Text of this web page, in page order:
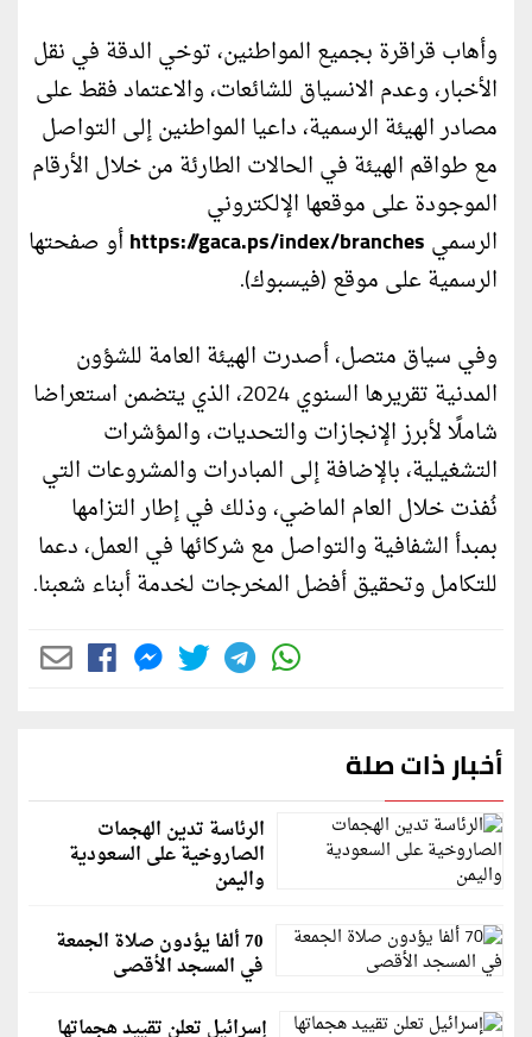
وأهاب قراقرة بجميع المواطنين، توخي الدقة في نقل
الأخبار، وعدم الانسياق للشائعات، والاعتماد فقط على
مصادر الهيئة الرسمية، داعيا المواطنين إلى التواصل
مع طواقم الهيئة في الحالات الطارئة من خلال الأرقام
الموجودة على موقعها الإلكتروني
الرسمي https://gaca.ps/index/branchesأو صفحتها
الرسمية على موقع (فيسبوك).
وفي سياق متصل، أصدرت الهيئة العامة للشؤون
المدنية تقريرها السنوي 2024، الذي يتضمن استعراضا
شاملًا لأبرز الإنجازات والتحديات، والمؤشرات
التشغيلية، بالإضافة إلى المبادرات والمشروعات التي
نُفذت خلال العام الماضي، وذلك في إطار التزامها
بمبدأ الشفافية والتواصل مع شركائها في العمل، دعما
للتكامل وتحقيق أفضل المخرجات لخدمة أبناء شعبنا.
أخبار ذات صلة
الرئاسة تدين الهجمات
الصاروخية على السعودية
واليمن
70 ألفا يؤدون صلاة الجمعة
في المسجد الأقصى
إسرائيل تعلن تقييد هجماتها